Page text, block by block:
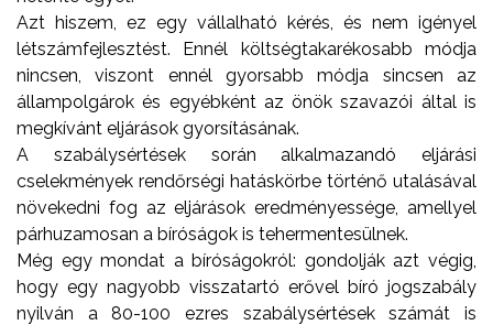
Azt hiszem, ez egy vállalható kérés, és nem igényel
létszámfejlesztést. Ennél költségtakarékosabb módja
nincsen, viszont ennél gyorsabb módja sincsen az
állampolgárok és egyébként az önök szavazói által is
megkívánt eljárások gyorsításának.
A szabálysértések során alkalmazandó eljárási
cselekmények rendőrségi hatáskörbe történő utalásával
növekedni fog az eljárások eredményessége, amellyel
párhuzamosan a bíróságok is tehermentesülnek.
Még egy mondat a bíróságokról: gondolják azt végig,
hogy egy nagyobb visszatartó erővel bíró jogszabály
nyilván a 80-100 ezres szabálysértések számát is